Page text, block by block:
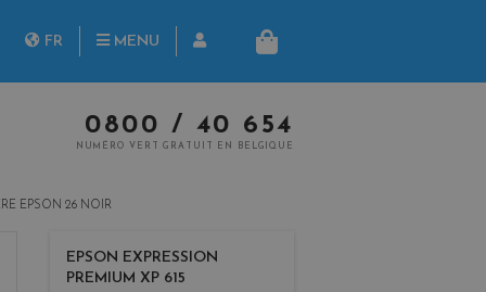
FR MENU
PANIER
0800 / 40 654
NUMÉRO VERT GRATUIT EN BELGIQUE
EPSON 26 NOIR
EPSON EXPRESSION
PREMIUM XP 615